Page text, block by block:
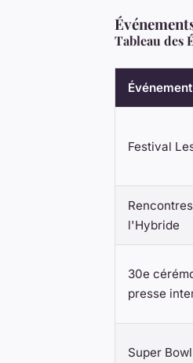
Tableau des
Événement
Festival
l'Hybride
30e
presse
Super Bowl